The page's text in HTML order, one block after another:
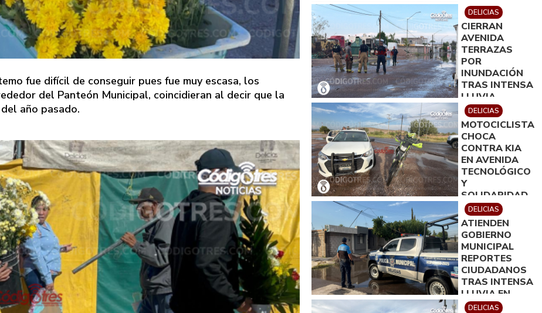
fue difícil de conseguir pues fue muy escasa, los
del Panteón Municipal, coincidieran al decir que la
año pasado.
DELICIAS
CIERRAN
AVENIDA
TERRAZAS
POR
INUNDACIÓN
TRAS INTENSA
LLUVIA
DELICIAS
MOTOCICLISTA
CHOCA
CONTRA KIA
EN AVENIDA
TECNOLÓGICO
Y
SOLIDARIDAD
DELICIAS
ATIENDEN
GOBIERNO
MUNICIPAL
REPORTES
CIUDADANOS
TRAS INTENSA
LLUVIA EN
DELICIAS
DELICIAS